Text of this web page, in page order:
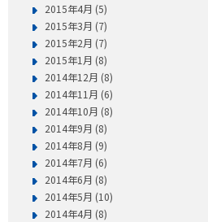
2015年4月 (5)
2015年3月 (7)
2015年2月 (7)
2015年1月 (8)
2014年12月 (8)
2014年11月 (6)
2014年10月 (8)
2014年9月 (8)
2014年8月 (9)
2014年7月 (6)
2014年6月 (8)
2014年5月 (10)
2014年4月 (8)